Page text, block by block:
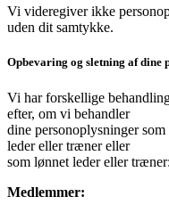
Vi videregiver ikke
uden dit samtykke.
Opbevaring og sletning af dine
Vi har forskellige
efter, om vi behandler
dine personoplysninger
leder eller træner eller
som lønnet leder eller træner:
Medlemmer: